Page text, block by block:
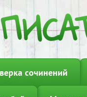
сочинений